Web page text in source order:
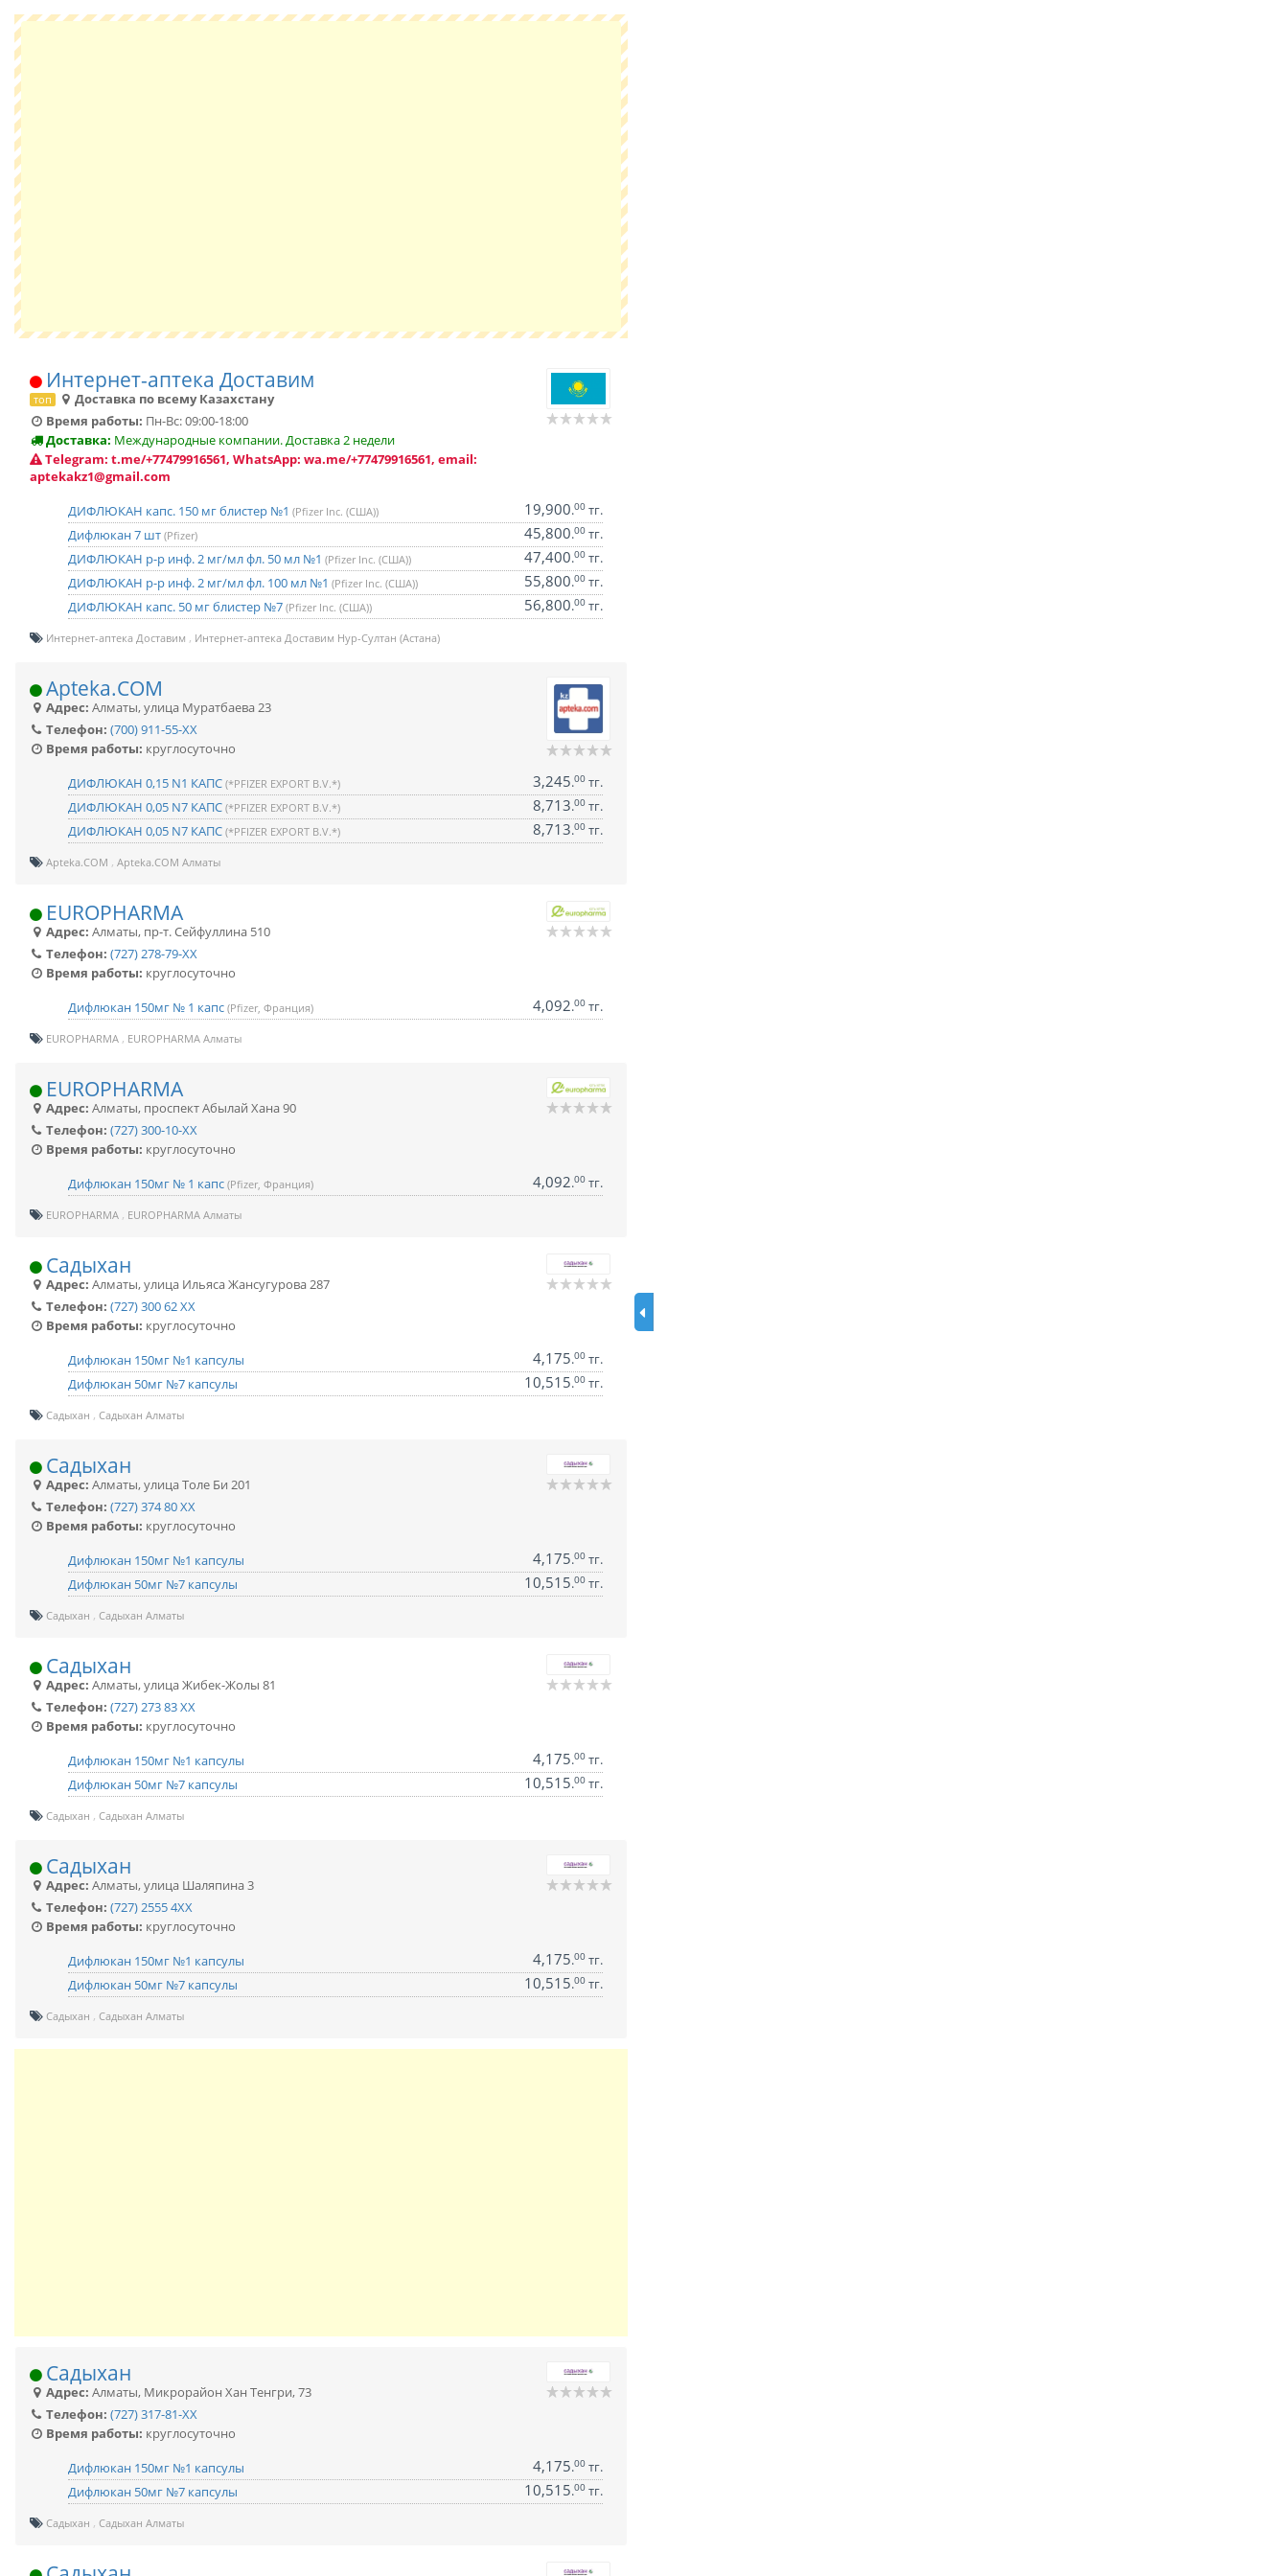
Интернет-аптека Доставим
топ
Доставка по всему Казахстану
Время работы: Пн-Вс: 09:00-18:00
Доставка: Международные компании. Доставка 2 недели
Telegram: t.me/+77479916561, WhatsApp: wa.me/+77479916561, email:
aptekakz1@gmail.com
ДИФЛЮКАН капс. 150 мг блистер №1 (Pfizer Inc. (США)) 19,900.00тг.
Дифлюкан 7 шт (Pfizer) 45,800.00тг.
ДИФЛЮКАН р-р инф. 2 мг/мл фл. 50 мл №1 (Pfizer Inc. (США)) 47,400.00тг.
ДИФЛЮКАН р-р инф. 2 мг/мл фл. 100 мл №1 (Pfizer Inc. (США)) 55,800.00тг.
ДИФЛЮКАН капс. 50 мг блистер №7 (Pfizer Inc. (США)) 56,800.00тг.
Интернет-аптека Доставим Интернет-аптека Доставим Нур-Султан (Астана)
Apteka.COM
Адрес: Алматы,улица Муратбаева 23
Телефон: (700) 911-55-XX
Время работы: круглосуточно
ДИФЛЮКАН 0,15 N1 КАПС (*PFIZER EXPORT B.V.*) 3,245.00тг.
ДИФЛЮКАН 0,05 N7 КАПС (*PFIZER EXPORT B.V.*) 8,713.00тг.
ДИФЛЮКАН 0,05 N7 КАПС (*PFIZER EXPORT B.V.*) 8,713.00тг.
Apteka.COM Apteka.COM Алматы
EUROPHARMA
Адрес: Алматы, пр-т. Сейфуллина 510
Телефон: (727) 278-79-XX
Время работы: круглосуточно
Дифлюкан 150мг № 1 капс (Pfizer, Франция) 4,092.00тг.
EUROPHARMA EUROPHARMA Алматы
EUROPHARMA
Адрес: Алматы, проспект Абылай Хана 90
Телефон: (727) 300-10-XX
Время работы: круглосуточно
Дифлюкан 150мг № 1 капс (Pfizer, Франция) 4,092.00тг.
EUROPHARMA EUROPHARMA Алматы
Садыхан
Адрес: Алматы,улица Ильяса Жансугурова 287
Телефон: (727) 300 62 XX
Время работы: круглосуточно
Дифлюкан 150мг №1 капсулы
4,175.00тг.
Дифлюкан 50мг №7 капсулы
10,515.00тг.
Садыхан Садыхан Алматы
Садыхан
Адрес: Алматы,улица Толе Би 201
Телефон: (727) 374 80 XX
Время работы: круглосуточно
Дифлюкан 150мг №1 капсулы
4,175.00тг.
Дифлюкан 50мг №7 капсулы
10,515.00тг.
Садыхан Садыхан Алматы
Садыхан
Адрес: Алматы,улица Жибек-Жолы 81
Телефон: (727) 273 83 XX
Время работы: круглосуточно
Дифлюкан 150мг №1 капсулы
4,175.00тг.
Дифлюкан 50мг №7 капсулы
10,515.00тг.
Садыхан Садыхан Алматы
Садыхан
Адрес: Алматы,улица Шаляпина 3
Телефон: (727) 2555 4XX
Время работы: круглосуточно
Дифлюкан 150мг №1 капсулы
4,175.00тг.
Дифлюкан 50мг №7 капсулы
10,515.00тг.
Садыхан Садыхан Алматы
Садыхан
Адрес: Алматы, Микрорайон Хан Тенгри, 73
Телефон: (727) 317-81-XX
Время работы: круглосуточно
Дифлюкан 150мг №1 капсулы
4,175.00тг.
Дифлюкан 50мг №7 капсулы
10,515.00тг.
Садыхан Садыхан Алматы